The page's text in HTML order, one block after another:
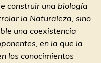
construir una biología
la Naturaleza, sino
una coexistencia
en la que la
los conocimientos